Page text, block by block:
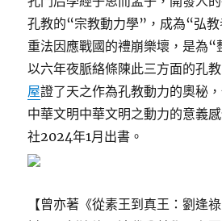
孔教的“宗教動力學”，成為“弘
重法因應戰國的禮崩樂壞，是為“
以六年夜脈絡條陳此三方面的孔
屋證了天之作為孔教動力的奧秘
中華文明中華文明之動力的意義
社2024年1月出書。
【曾亦著《從素王到真王：劉逢